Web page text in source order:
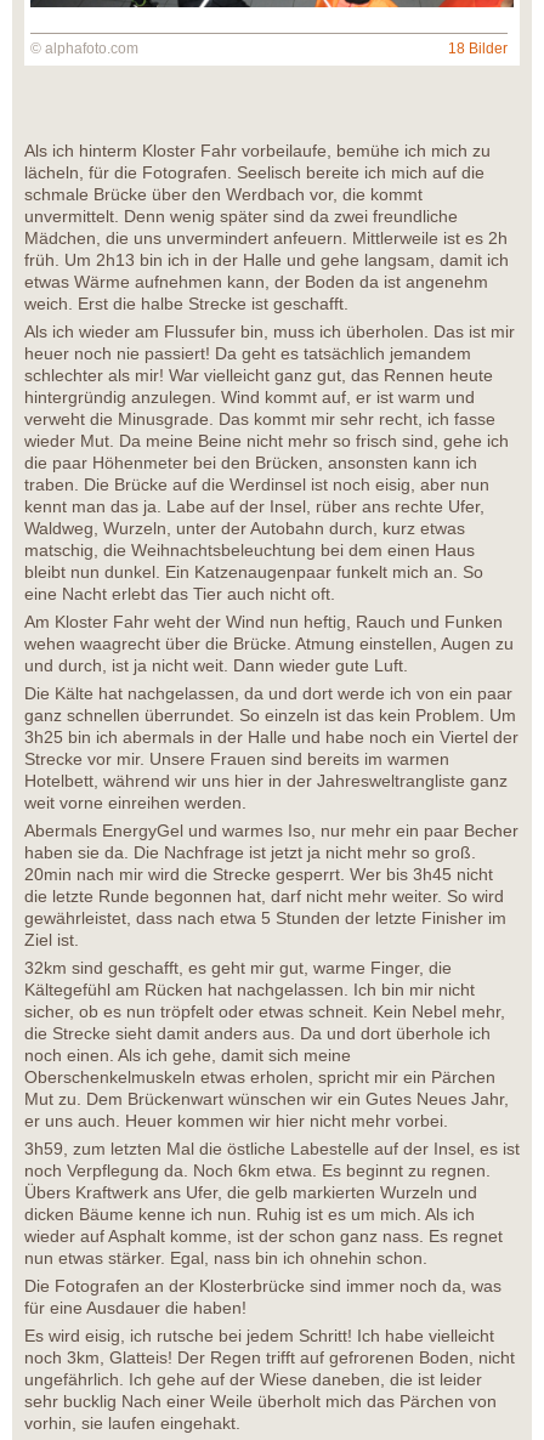
© alphafoto.com 18 Bilder
Als ich hinterm Kloster Fahr vorbeilaufe, bemühe ich mich zu
lächeln, für die Fotografen. Seelisch bereite ich mich auf die
schmale Brücke über den Werdbach vor, die kommt
unvermittelt. Denn wenig später sind da zwei freundliche
Mädchen, die uns unvermindert anfeuern. Mittlerweile ist es 2h
früh. Um 2h13 bin ich in der Halle und gehe langsam, damit ich
etwas Wärme aufnehmen kann, der Boden da ist angenehm
weich. Erst die halbe Strecke ist geschafft.
Als ich wieder am Flussufer bin, muss ich überholen. Das ist mir
heuer noch nie passiert! Da geht es tatsächlich jemandem
schlechter als mir! War vielleicht ganz gut, das Rennen heute
hintergründig anzulegen. Wind kommt auf, er ist warm und
verweht die Minusgrade. Das kommt mir sehr recht, ich fasse
wieder Mut. Da meine Beine nicht mehr so frisch sind, gehe ich
die paar Höhenmeter bei den Brücken, ansonsten kann ich
traben. Die Brücke auf die Werdinsel ist noch eisig, aber nun
kennt man das ja. Labe auf der Insel, rüber ans rechte Ufer,
Waldweg, Wurzeln, unter der Autobahn durch, kurz etwas
matschig, die Weihnachtsbeleuchtung bei dem einen Haus
bleibt nun dunkel. Ein Katzenaugenpaar funkelt mich an. So
eine Nacht erlebt das Tier auch nicht oft.
Am Kloster Fahr weht der Wind nun heftig, Rauch und Funken
wehen waagrecht über die Brücke. Atmung einstellen, Augen zu
und durch, ist ja nicht weit. Dann wieder gute Luft.
Die Kälte hat nachgelassen, da und dort werde ich von ein paar
ganz schnellen überrundet. So einzeln ist das kein Problem. Um
3h25 bin ich abermals in der Halle und habe noch ein Viertel der
Strecke vor mir. Unsere Frauen sind bereits im warmen
Hotelbett, während wir uns hier in der Jahresweltrangliste ganz
weit vorne einreihen werden.
Abermals EnergyGel und warmes Iso, nur mehr ein paar Becher
haben sie da. Die Nachfrage ist jetzt ja nicht mehr so groß.
20min nach mir wird die Strecke gesperrt. Wer bis 3h45 nicht
die letzte Runde begonnen hat, darf nicht mehr weiter. So wird
gewährleistet, dass nach etwa 5 Stunden der letzte Finisher im
Ziel ist.
32km sind geschafft, es geht mir gut, warme Finger, die
Kältegefühl am Rücken hat nachgelassen. Ich bin mir nicht
sicher, ob es nun tröpfelt oder etwas schneit. Kein Nebel mehr,
die Strecke sieht damit anders aus. Da und dort überhole ich
noch einen. Als ich gehe, damit sich meine
Oberschenkelmuskeln etwas erholen, spricht mir ein Pärchen
Mut zu. Dem Brückenwart wünschen wir ein Gutes Neues Jahr,
er uns auch. Heuer kommen wir hier nicht mehr vorbei.
3h59, zum letzten Mal die östliche Labestelle auf der Insel, es ist
noch Verpflegung da. Noch 6km etwa. Es beginnt zu regnen.
Übers Kraftwerk ans Ufer, die gelb markierten Wurzeln und
dicken Bäume kenne ich nun. Ruhig ist es um mich. Als ich
wieder auf Asphalt komme, ist der schon ganz nass. Es regnet
nun etwas stärker. Egal, nass bin ich ohnehin schon.
Die Fotografen an der Klosterbrücke sind immer noch da, was
für eine Ausdauer die haben!
Es wird eisig, ich rutsche bei jedem Schritt! Ich habe vielleicht
noch 3km, Glatteis! Der Regen trifft auf gefrorenen Boden, nicht
ungefährlich. Ich gehe auf der Wiese daneben, die ist leider
sehr bucklig Nach einer Weile überholt mich das Pärchen von
vorhin, sie laufen eingehakt.